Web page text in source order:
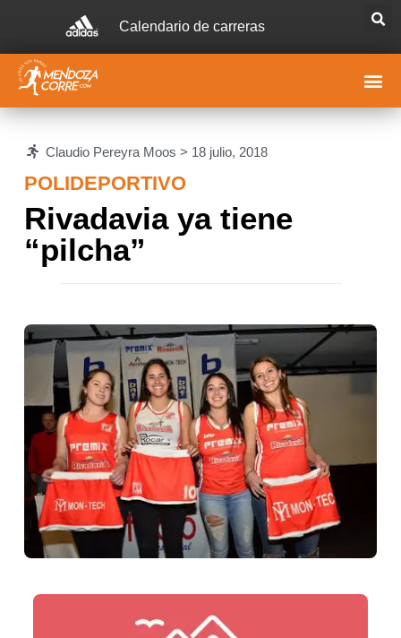
Calendario de carreras
Claudio Pereyra Moos > 18 julio, 2018
POLIDEPORTIVO
Rivadavia ya tiene
“pilcha”